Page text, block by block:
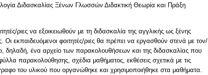
Διδασκαλίας Ξένων Γλωσσών Διδακτική Θεωρία και Πράξη
ριες να εξοικειωθούν με τη διδασκαλία της αγγλικής ως ξένης
εκπαιδευόμενοι φοιτητές/ριες θα πρέπει να εργασθούν στενά με τον/
δηλαδή, ένα αρχείο των παρακολουθήσεων και της διδασκαλίας που
παρακολούθησης, σχέδια μαθήματος, εκθέσεις σχετικά με τις
του υλικού που οργανώθηκε και χρησιμοποιήθηκε στα μαθήματα.